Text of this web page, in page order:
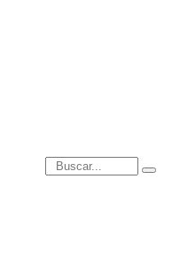
Introduce términos de